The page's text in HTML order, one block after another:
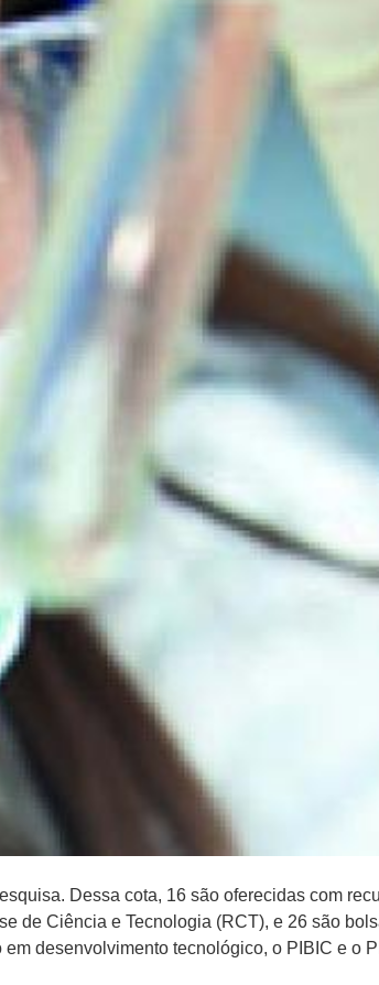
Dessa cota, 16 são oferecidas com
de Ciência e Tecnologia (RCT), e 26 são
desenvolvimento tecnológico, o PIBIC e o